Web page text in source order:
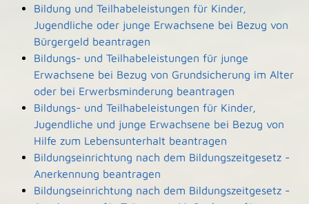
Bildung und Teilhabeleistungen für Kinder,
Jugendliche oder junge Erwachsene bei Bezug von
Bürgergeld beantragen
Bildungs- und Teilhabeleistungen für junge
Erwachsene bei Bezug von Grundsicherung im Alter
oder bei Erwerbsminderung beantragen
Bildungs- und Teilhabeleistungen für Kinder,
Jugendliche und junge Erwachsene bei Bezug von
Hilfe zum Lebensunterhalt beantragen
Bildungseinrichtung nach dem Bildungszeitgesetz -
Anerkennung beantragen
Bildungseinrichtung nach dem Bildungszeitgesetz -